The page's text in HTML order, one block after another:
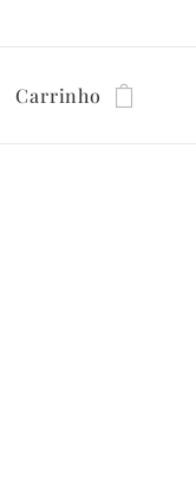
Carrinho